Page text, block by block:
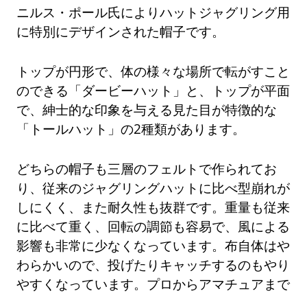
ニルス・ポール氏によりハットジャグリング用
に特別にデザインされた帽子です。
トップが円形で、体の様々な場所で転がすこと
のできる「ダービーハット」と、トップが平面
で、紳士的な印象を与える見た目が特徴的な
「トールハット」の2種類があります。
どちらの帽子も三層のフェルトで作られてお
り、従来のジャグリングハットに比べ型崩れが
しにくく、また耐久性も抜群です。重量も従来
に比べて重く、回転の調節も容易で、風による
影響も非常に少なくなっています。布自体はや
わらかいので、投げたりキャッチするのもやり
やすくなっています。プロからアマチュアまで